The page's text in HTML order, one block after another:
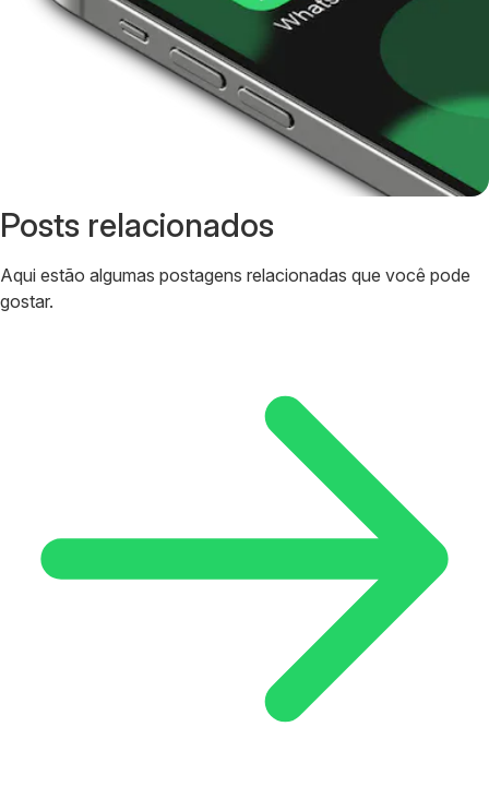
Posts relacionados
Aqui estão algumas postagens relacionadas que você pode
gostar.